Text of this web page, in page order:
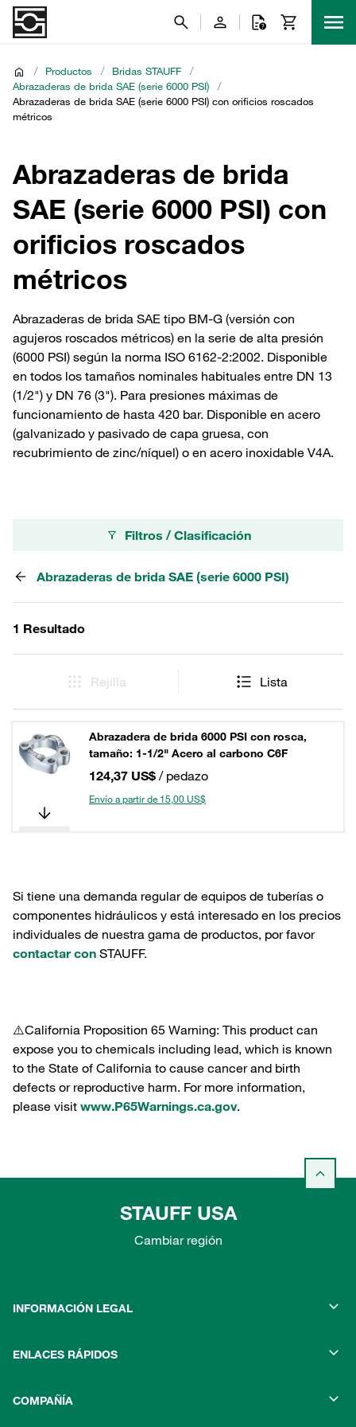
/ Productos / Bridas STAUFF
/
Abrazaderas de brida SAE (serie 6000 PSI)
/
Abrazaderas de brida SAE (serie 6000 PSI) con orificios roscados
métricos
Abrazaderas de brida
SAE (serie 6000 PSI) con
orificios roscados
métricos
Abrazaderas de brida SAE tipo BM-G (versión con
agujeros roscados métricos) en la serie de alta presión
(6000 PSI) según la norma ISO 6162-2:2002. Disponible
en todos los tamaños nominales habituales entre DN 13
(1/2") y DN 76 (3"). Para presiones máximas de
funcionamiento de hasta 420 bar. Disponible en acero
(galvanizado y pasivado de capa gruesa, con
recubrimiento de zinc/níquel) o en acero inoxidable V4A.
Filtros / Clasificación
Abrazaderas de brida SAE (serie 6000 PSI)
1 Resultado
Rejilla Lista
Abrazadera de brida 6000 PSI con rosca,
tamaño: 1-1/2" Acero al carbono C6F
124,37 US$ / pedazo
Envío a partir de 15,00 US$
Si tiene una demanda regular de equipos de tuberías o
componentes hidráulicos y está interesado en los precios
individuales de nuestra gama de productos, por favor
contactar con STAUFF.
⚠️California Proposition 65 Warning: This product can
expose you to chemicals including lead, which is known
to the State of California to cause cancer and birth
defects or reproductive harm. For more information,
please visit www.P65Warnings.ca.gov.
STAUFF USA
Cambiar región
INFORMACIÓN LEGAL
ENLACES RÁPIDOS
COMPAÑÍA